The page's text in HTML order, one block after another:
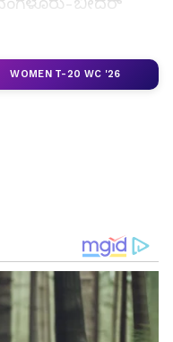
ಬೀದರ್
ಬೆಂಗಳೂರು
WOMEN T-20 WC '26